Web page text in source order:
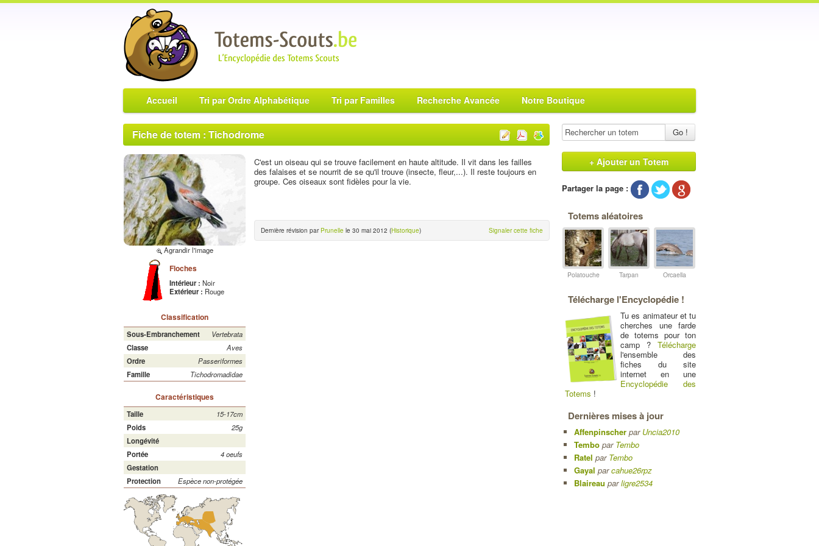
Accueil Tri par Ordre Alphabétique Tri par Familles Recherche Avancée Notre Boutique
Fiche de totem : Tichodrome
Agrandir l'image
Floches
Intérieur : Noir
Extérieur : Rouge
Classification
Sous-Embranchement
Vertebrata
Classe
Aves
Ordre
Passeriformes
Famille
Tichodromadidae
Caractéristiques
Taille
15-17cm
Poids
25g
Longévité
Portée
4 oeufs
Gestation
Protection
Espèce non-protégée
C'est un oiseau qui se trouve facilement en haute altitude. Il vit dans les failles
des falaises et se nourrit de se qu'il trouve (insecte, fleur,...). Il reste toujours en
groupe. Ces oiseaux sont fidèles pour la vie.
Dernière révision par Prunelle le 30 mai 2012 (Historique) Signaler cette fiche
Go !
+ Ajouter un Totem
Partager la page :
Totems aléatoires
Polatouche Tarpan Orcaella
Télécharge l'Encyclopédie !
Tu es animateur et tu
cherches une farde
de totems pour ton
camp ? Télécharge
l'ensemble des
fiches du site
internet en une
Encyclopédie des
Totems !
Dernières mises à jour
Affenpinscher par Uncia2010
Tembo par Tembo
Ratel par Tembo
Gayal parcahue26rpz
Blaireau parligre2534